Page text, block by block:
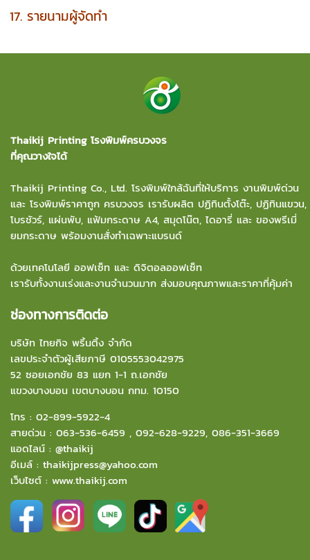
17. รายนามผู้จัดทำ
Thaikij Printing โรงพิมพ์ครบวงจร
ที่คุณวางใจได้
Thaikij Printing Co., Ltd. โรงพิมพ์ใกล้ฉันที่ให้บริการ งานพิมพ์ด่วน
และ โรงพิมพ์ราคาถูก ครบวงจร เรารับผลิต ปฏิทินตั้งโต๊ะ, ปฏิทินแขวน,
โบรชัวร์, แผ่นพับ, แฟ้มกระดาษ A4, สมุดโน๊ต, ไดอารี่ และ ของพรีเมี่
ยมกระดาษ พร้อมงานสั่งทำเฉพาะแบรนด์
ด้วยเทคโนโลยี ออฟเซ็ท และ ดิจิตอลออฟเซ็ท
เรารับทั้งงานเร่งและงานจำนวนมาก ส่งมอบคุณภาพและราคาที่คุ้มค่า
ช่องทางการติดต่อ
บริษัท ไทยกิจ พริ้นติ้ง จำกัด
เลขประจำตัวผู้เสียภาษี 0105553042975
52 ซอยเอกชัย 83 แยก 1-1 ถ.เอกชัย
แขวงบางบอน เขตบางบอน กทม. 10150
โทร : 02-899-5922-4
สายด่วน : 063-536-6459 , 092-628-9229, 086-351-3669
แอดไลน์ : @thaikij
อีเมล์ : thaikijpress@yahoo.com
เว็บไซต์ : www.thaikij.com